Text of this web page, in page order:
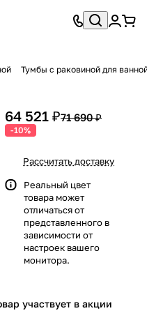
Тумбы с раковиной для
64 521 ₽71 690 ₽
-10%
Рассчитать доставку
Реальный цвет
товара может
отличаться от
представленного в
зависимости от
настроек вашего
монитора.
участвует в акции